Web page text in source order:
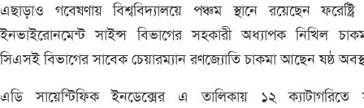
এছাড়াও গবেষণায় বিশ্ববিদ্যালয়ে পঞ্চম স্থানে রয়েছেন
ইনভাইরোনমেন্ট সাইন্স বিভাগের সহকারী অধ্যাপক নিখিল
সিএসই বিভাগের সাবেক চেয়ারম্যান রণজ্যোতি চাকমা আছেন ষষ্ঠ
এডি সায়েন্টিফিক ইনডেক্সের এ তালিকায় ১২